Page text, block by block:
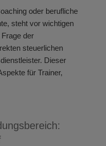
oder berufliche
steht vor wichtigen
der
steuerlichen
Dieser
für Trainer,